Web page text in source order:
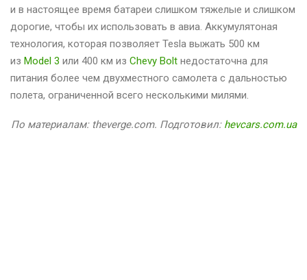
и в настоящее время батареи слишком тяжелые и слишком
дорогие, чтобы их использовать в авиа. Аккумулятоная
технология, которая позволяет Tesla выжать 500 км
из Model 3 или 400 км из Chevy Bolt недостаточна для
питания более чем двухместного самолета с дальностью
полета, ограниченной всего несколькими милями.
По материалам: theverge.com. Подготовил: hevcars.com.ua